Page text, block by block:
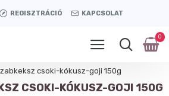
REGISZTRÁCIÓ KAPCSOLAT
0
csoki-kókusz-goji 150g
CSOKI-KÓKUSZ-GOJI 150G